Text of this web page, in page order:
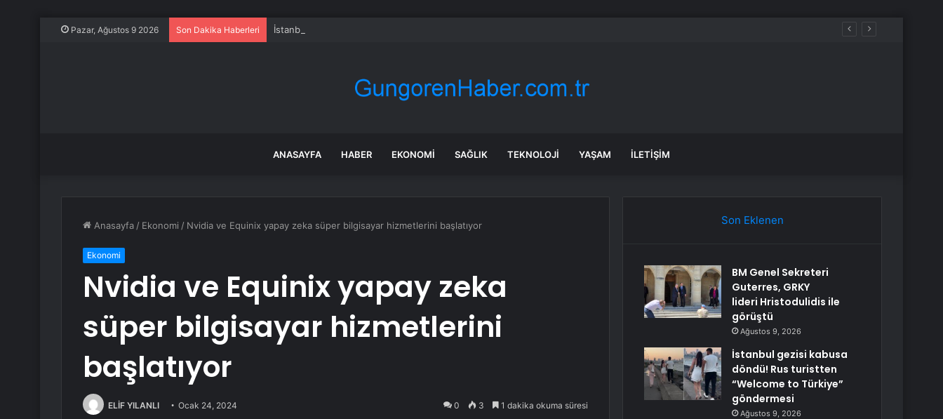
Pazar, Ağustos 9 2026 Son Dakika Haberleri İstanbul gezisi kabusa döndü! Rus turistten “Welcome to Türkiye” göndermesi
ANASAYFA HABER EKONOMI SAĞLIK TEKNOLOJI YAŞAM İLETIŞIM
Anasayfa / Ekonomi / Nvidia ve Equinix yapay zeka süper bilgisayar hizmetlerini başlatıyor
Ekonomi
Nvidia ve Equinix yapay zeka
süper bilgisayar hizmetlerini
başlatıyor
ELİF YILANLI Ocak 24, 2024 0 3 1 dakika okuma süresi
Son Eklenen
BM Genel Sekreteri
Guterres, GRKY
lideri Hristodulidis ile
görüştü
Ağustos 9, 2026
İstanbul gezisi kabusa
döndü! Rus turistten
“Welcome to Türkiye”
göndermesi
Ağustos 9, 2026